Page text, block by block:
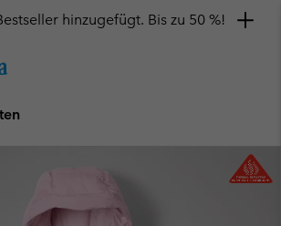
hinzugefügt. Bis zu 50 %!